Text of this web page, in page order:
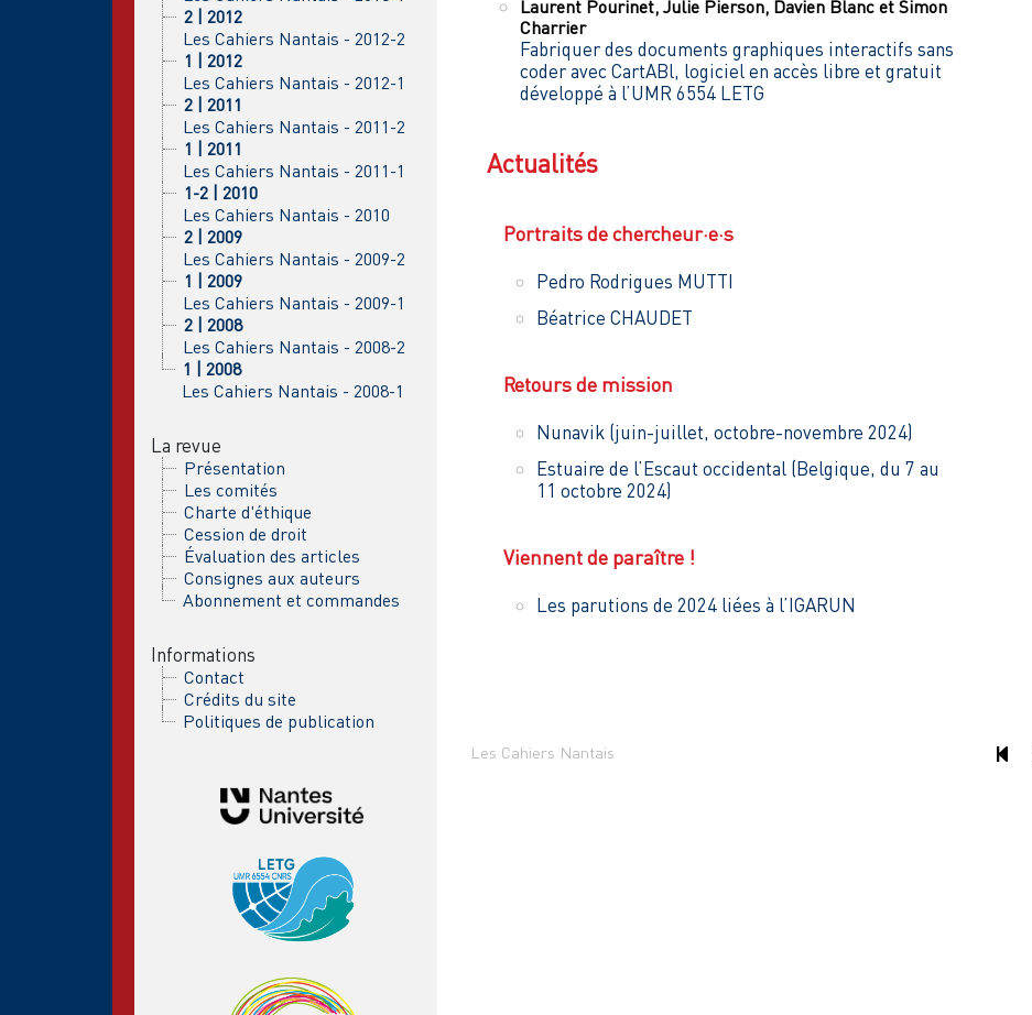
2 | 2012
Les Cahiers Nantais - 2012-2
1 | 2012
Les Cahiers Nantais - 2012-1
2 | 2011
Les Cahiers Nantais - 2011-2
1 | 2011
Les Cahiers Nantais - 2011-1
1-2 | 2010
Les Cahiers Nantais - 2010
2 | 2009
Les Cahiers Nantais - 2009-2
1 | 2009
Les Cahiers Nantais - 2009-1
2 | 2008
Les Cahiers Nantais - 2008-2
1 | 2008
Les Cahiers Nantais - 2008-1
La revue
Présentation
Les comités
Charte d'éthique
Cession de droit
Évaluation des articles
Consignes aux auteurs
Abonnement et commandes
Informations
Contact
Crédits du site
Politiques de publication
Laurent Pourinet, Julie Pierson, Davien Blanc et Simon
Charrier
Fabriquer des documents graphiques interactifs sans
coder avec CartABl, logiciel en accès libre et gratuit
développé à l’UMR 6554 LETG
Actualités
Portraits de chercheur·e·s
Pedro Rodrigues MUTTI
Béatrice CHAUDET
Retours de mission
Nunavik (juin-juillet, octobre-novembre 2024)
Estuaire de l’Escaut occidental (Belgique, du 7 au
11 octobre 2024)
Viennent de paraître !
Les parutions de 2024 liées à l’IGARUN
Les Cahiers Nantais